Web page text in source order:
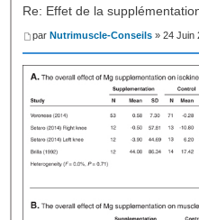
Re: Effet de la
parNutrimuscle-Conseils » 24 Juin